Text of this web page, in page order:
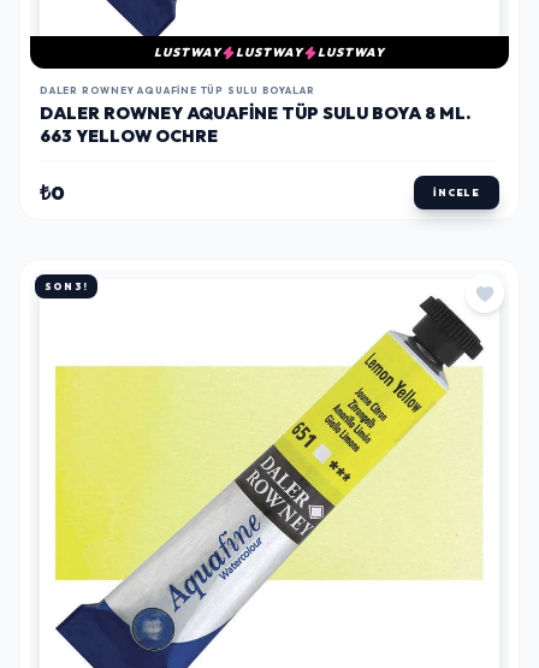
LUSTWAY LUSTWAY LUSTWAY
DALER ROWNEY AQUAFINE TÜP SULU BOYALAR
DALER ROWNEY AQUAFINE TÜP SULU BOYA 8 ML.
663 YELLOW OCHRE
₺0 İNCELE
SON 3!